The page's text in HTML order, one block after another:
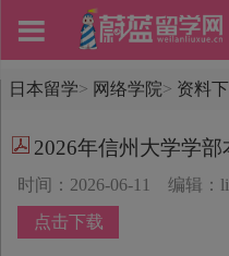
日本留学> 网络学院> 资料
2026年信州大学​学
时间：2026-06-11 编辑：
点击下载